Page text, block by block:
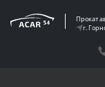
Прокат
г.